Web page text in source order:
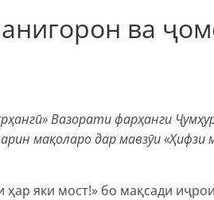
ва
Вазорати фарҳанги
мақоларо дар мавзӯи «Ҳифзи
яки мост!» бо мақсади иҷрои